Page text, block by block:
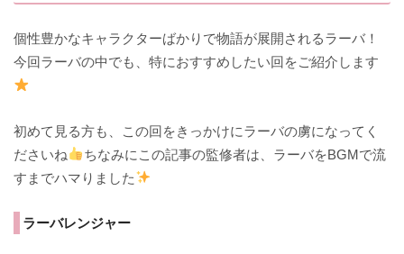
個性豊かなキャラクターばかりで物語が展開されるラーバ！
今回ラーバの中でも、特におすすめしたい回をご紹介します
初めて見る方も、この回をきっかけにラーバの虜になってく
ださいね
ちなみにこの記事の監修者は、ラーバをBGMで流
すまでハマりました
ラーバレンジャー